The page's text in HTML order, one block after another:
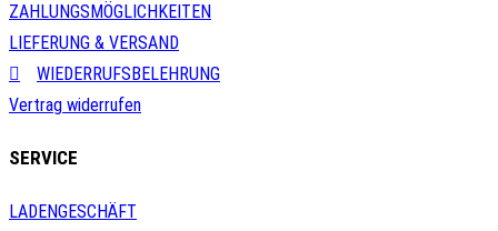
ZAHLUNGSMÖGLICHKEITEN
LIEFERUNG & VERSAND
WIEDERRUFSBELEHRUNG
Vertrag widerrufen
SERVICE
LADENGESCHÄFT